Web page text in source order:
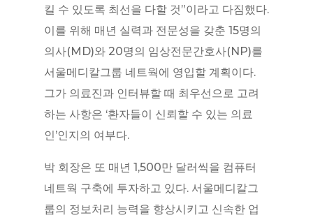
킬 수 있도록 최선을 다할 것”이라고 다짐했다.
이를 위해 매년 실력과 전문성을 갖춘 15명의
의사(MD)와 20명의 임상전문간호사(NP)를
서울메디칼그룹 네트웍에 영입할 계획이다.
그가 의료진과 인터뷰할 때 최우선으로 고려
하는 사항은 ‘환자들이 신뢰할 수 있는 의료
인’인지의 여부다.
박 회장은 또 매년 1,500만 달러씩을 컴퓨터
네트웍 구축에 투자하고 있다. 서울메디칼그
룹의 정보처리 능력을 향상시키고 신속한 업